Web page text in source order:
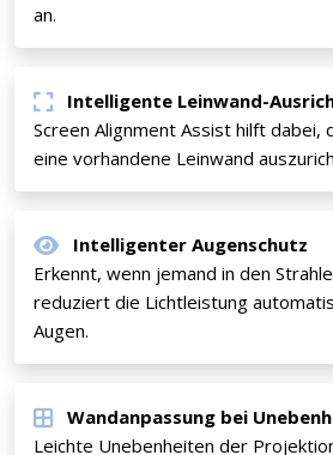
an.
Intelligente Leinwand-
Screen Alignment Assist hilft dabei,
eine vorhandene Leinwand
Intelligenter Augenschutz
Erkennt, wenn jemand in den
reduziert die Lichtleistung
Augen.
Wandanpassung bei
Leichte Unebenheiten der